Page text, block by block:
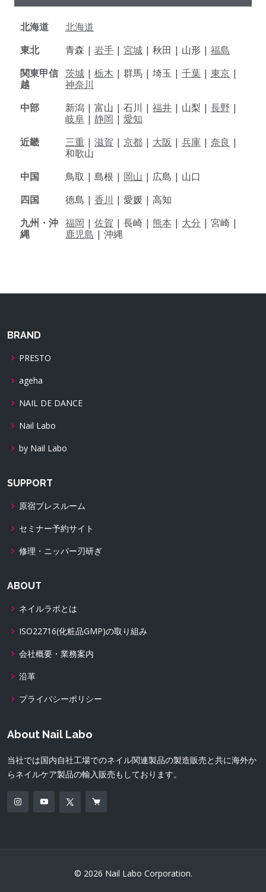
北海道
北海道
東北
青森 | 岩手 | 宮城 | 秋田 | 山形 | 福島
関東甲信
越
茨城 | 栃木 | 群馬 | 埼玉 | 千葉 | 東京 |
神奈川
中部
新潟 | 富山 | 石川 | 福井 | 山梨 | 長野 |
岐阜 | 静岡 | 愛知
近畿
三重 | 滋賀 | 京都 | 大阪 | 兵庫 | 奈良 |
和歌山
中国
鳥取 | 島根 | 岡山 | 広島 | 山口
四国
徳島 | 香川 | 愛媛 | 高知
九州・沖
縄
福岡 | 佐賀 | 長崎 | 熊本 | 大分 | 宮崎 |
鹿児島 | 沖縄
BRAND
PRESTO
ageha
NAIL DE DANCE
Nail Labo
by Nail Labo
SUPPORT
原宿プレスルーム
セミナー予約サイト
修理・ニッパー刃研ぎ
ABOUT
ネイルラボとは
ISO22716(化粧品GMP)の取り組み
会社概要・業務案内
沿革
プライバシーポリシー
About Nail Labo
当社では国内自社工場でのネイル関連製品の製造販売と共に海外か
らネイルケア製品の輸入販売もしております。
© 2026 Nail Labo Corporation.